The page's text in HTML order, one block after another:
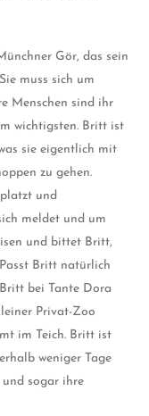
Gör, das sein
muss sich um
Menschen sind ihr
wichtigsten. Britt ist
sie eigentlich mit
zu gehen.
und
meldet und um
und bittet Britt,
Britt natürlich
bei Tante Dora
Privat-Zoo
im Teich. Britt ist
weniger Tage
sogar ihre